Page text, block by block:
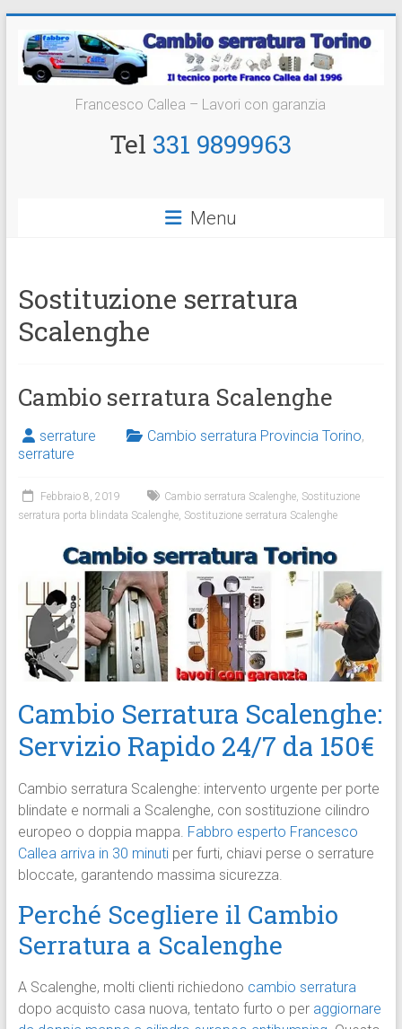
contenuto
Cambio
Serratura
Francesco Callea – Lavori con garanzia
Tel 331 9899963
Menu
Sostituzione serratura
Scalenghe
Cambio serratura Scalenghe
serrature Cambio serratura Provincia Torino,
serrature
Febbraio 8, 2019 Cambio serratura Scalenghe, Sostituzione
serratura porta blindata Scalenghe, Sostituzione serratura Scalenghe
Cambio Serratura Scalenghe:
Servizio Rapido 24/7 da 150€
Cambio serratura Scalenghe: intervento urgente per porte
blindate e normali a Scalenghe, con sostituzione cilindro
europeo o doppia mappa. Fabbro esperto Francesco
Callea arriva in 30 minutiper furti, chiavi perse o serrature
bloccate, garantendo massima sicurezza.
Perché Scegliere il Cambio
Serratura a Scalenghe
A Scalenghe, molti clienti richiedono cambio serratura
dopo acquisto casa nuova, tentato furto o per aggiornare